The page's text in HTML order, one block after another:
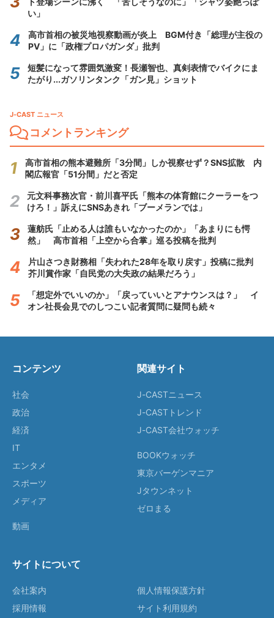
い」
高市首相の被災地視察動画が炎上 BGM付き「総理が主役の
PV」に「政権プロパガンダ」批判
短髪になって雰囲気激変！長瀬智也、真剣表情でバイクにま
たがり...ガソリンタンク「ガン見」ショット
J-CAST ニュース
コメントランキング
高市首相の熊本避難所「3分間」しか視察せず？SNS拡散 内
閣広報官「51分間」だと否定
元文科事務次官・前川喜平氏「熊本の体育館にクーラーをつ
けろ！」訴えにSNSあきれ「ブーメランでは」
蓮舫氏「止める人は誰もいなかったのか」「あまりにも愕
然」 高市首相「上空から合掌」巡る投稿を批判
片山さつき財務相「失われた28年を取り戻す」投稿に批判
芥川賞作家「自民党の大失政の結果だろう」
「想定外でいいのか」「戻っていいとアナウンスは？」 イ
オン社長会見でのしつこい記者質問に疑問も続々
コンテンツ
社会
政治
経済
IT
エンタメ
スポーツ
メディア
動画
関連サイト
J-CASTニュース
J-CASTトレンド
J-CAST会社ウォッチ
BOOKウォッチ
東京バーゲンマニア
Jタウンネット
ゼロまる
サイトについて
会社案内
採用情報
個人情報保護方針
サイト利用規約